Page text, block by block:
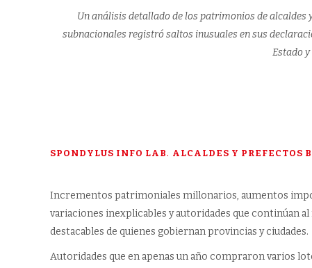
Un análisis detallado de los patrimonios de alcaldes
subnacionales registró saltos inusuales en sus
Estado
SPONDYLUS INFO LAB. ALCALDES Y PREFECTOS
Incrementos patrimoniales millonarios, aumentos
variaciones inexplicables y autoridades que continúan
destacables de quienes gobiernan provincias y ciudades.
Autoridades que en apenas un año compraron varios